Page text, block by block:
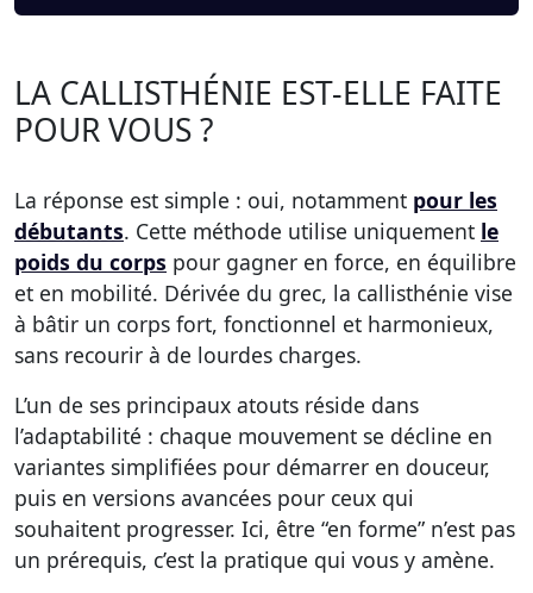
LA CALLISTHÉNIE EST-ELLE FAITE
POUR VOUS ?
La réponse est simple : oui, notamment pour les
débutants. Cette méthode utilise uniquement le
poids du corps pour gagner en force, en équilibre
et en mobilité. Dérivée du grec, la callisthénie vise
à bâtir un corps fort, fonctionnel et harmonieux,
sans recourir à de lourdes charges.
L’un de ses principaux atouts réside dans
l’adaptabilité : chaque mouvement se décline en
variantes simplifiées pour démarrer en douceur,
puis en versions avancées pour ceux qui
souhaitent progresser. Ici, être “en forme” n’est pas
un prérequis, c’est la pratique qui vous y amène.